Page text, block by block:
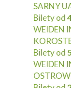
SARNY
Bilety od
WEIDEN
Bilety od
WEIDEN